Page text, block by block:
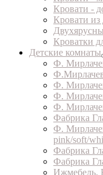
Кровати -
Кровати из
Кроватки
Детские комнаты
Ф.
Ф.
Ф.
Ф.
Фабрика
Ф.
pink/soft/
Фабрика
Фабрика
Ижмебель.